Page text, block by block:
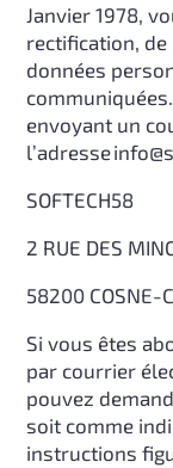
Janvier 1978,
rectification,
données
envoyant un
l’adresse
SOFTECH58
2 RUE DES
58200 COSNE-
Si vous êtes
par courrier
pouvez
soit comme
instructions